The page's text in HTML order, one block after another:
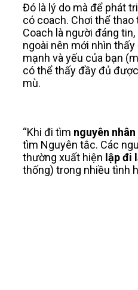
Đó là lý do mà để phát
có coach. Chơi thể thao
Coach là người đáng
ngoài nên mới nhìn
mạnh và yếu của bạn
có thể thấy đầy đủ
mù.
“Khi đi tìm nguyên nhân
tìm Nguyên tắc. Các
thường xuất hiện lập đi
thống) trong nhiều tình